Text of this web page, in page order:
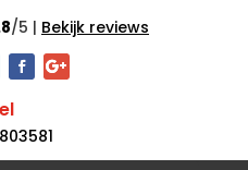
/5 | Bekijk reviews